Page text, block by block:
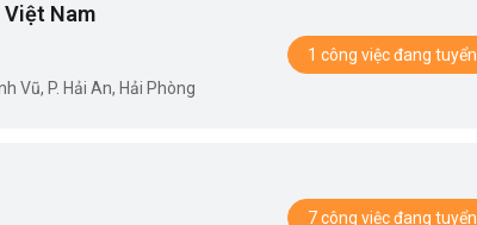
Việt Nam
Vũ, P. Hải An, Hải Phòng
1 công việc đang tuyển
7 công việc đang tuyển